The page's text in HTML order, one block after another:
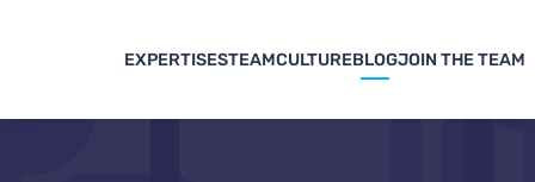
EXPERTISESTEAMCULTUREBLOGJOIN THE TEAM